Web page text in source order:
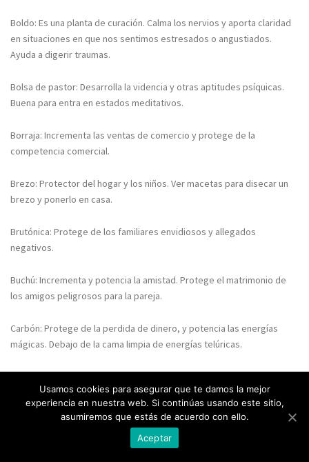
Boldo: Es una planta de curación. Calma los nervios y aporta claridad
en situaciones en que nos sentimos estresados o angustiados.
Ayuda a digerir traumas.
Bolsa de pastor: Desarrolla la videncia y otras aptitudes psíquicas.
Buena para entra en estados meditativos.
Borraja: Incrementa las ventas de comercio y protege de la
competencia comercial.
Brezo: Protector del hogar y los niños. Ver macetas para disecar un
brezo y ponerlo en casa.
Brutónica: Protege de los familiares envidiosos y allegados
negativos.
Buchú: Incrementa y potencia la amistad. Protege el matrimonio de
los amigos peligrosos para la pareja.
Carbón: Protege de la perdida de dinero, y potencia las energías
mágicas. Debajo de la cama limpia de energías telúricas.
el organismo. Los aztecas la tenían como alimento de los dioses, y
moneda de trueque.
Cactus: Protección y castidad. Debido a sus espinas, todas las
Usamos cookies para asegurar que te damos la mejor
experiencia en nuestra web. Si continúas usando este sitio,
asumiremos que estás de acuerdo con ello.
Aceptar